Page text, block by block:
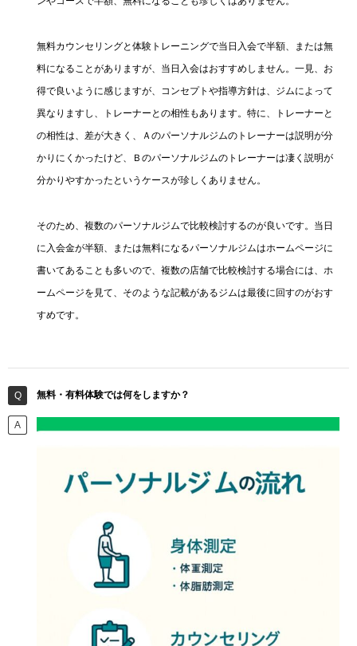
無料カウンセリングと体験トレーニングで当日入会で半額、または無
料になることがありますが、当日入会はおすすめしません。一見、お
得で良いように感じますが、コンセプトや指導方針は、ジムによって
異なりますし、トレーナーとの相性もあります。特に、トレーナーと
の相性は、差が大きく、Ａのパーソナルジムのトレーナーは説明が分
かりにくかったけど、Ｂのパーソナルジムのトレーナーは凄く説明が
分かりやすかったというケースが珍しくありません。
そのため、複数のパーソナルジムで比較検討するのが良いです。当日
に入会金が半額、または無料になるパーソナルジムはホームページに
書いてあることも多いので、複数の店舗で比較検討する場合には、ホ
ームページを見て、そのような記載があるジムは最後に回すのがおす
すめです。
無料・有料体験では何をしますか？